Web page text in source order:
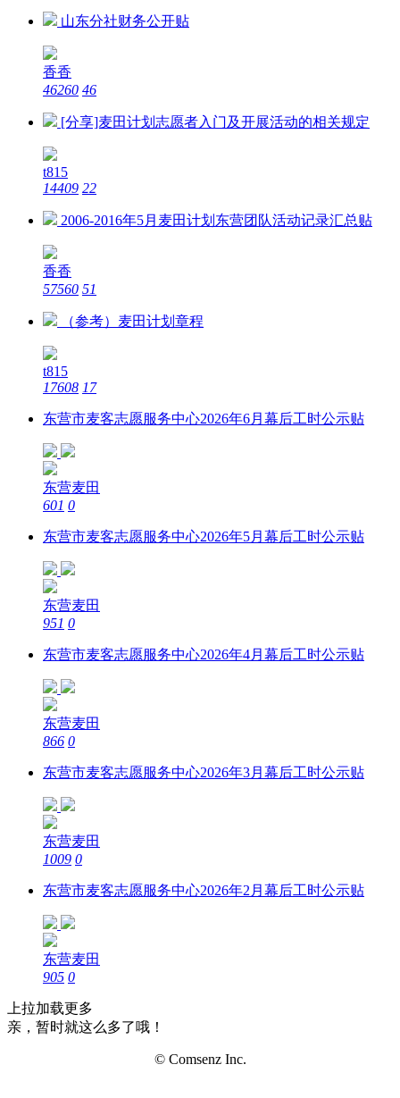
山东分社财务公开贴
香香
46260 46
[分享]麦田计划志愿者入门及开展活动的相关规定
t815
14409 22
2006-2016年5月麦田计划东营团队活动记录汇总贴
香香
57560 51
（参考）麦田计划章程
t815
17608 17
东营市麦客志愿服务中心2026年6月幕后工时公示贴
东营麦田
601 0
东营市麦客志愿服务中心2026年5月幕后工时公示贴
东营麦田
951 0
东营市麦客志愿服务中心2026年4月幕后工时公示贴
东营麦田
866 0
东营市麦客志愿服务中心2026年3月幕后工时公示贴
东营麦田
1009 0
东营市麦客志愿服务中心2026年2月幕后工时公示贴
东营麦田
905 0
上拉加载更多
亲，暂时就这么多了哦！
© Comsenz Inc.